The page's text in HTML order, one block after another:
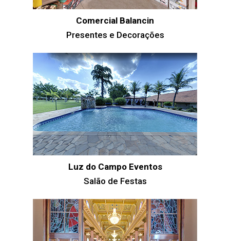
Comercial Balancin
Presentes e Decorações
Luz do Campo Eventos
Salão de Festas